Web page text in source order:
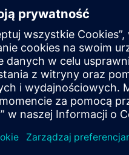
/ wspólna sprzedaż
z funkcjami cyfrowymi w
usługę dla produktu/